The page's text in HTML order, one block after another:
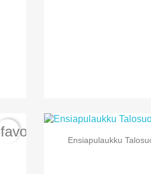
favorite_border Pikakatselu
Ensiapulaukku